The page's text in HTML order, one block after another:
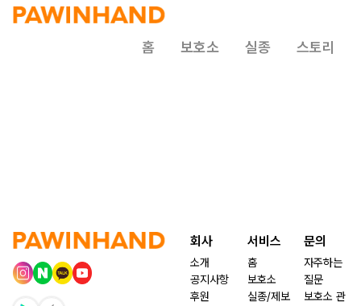
홈 보호소 실종 스토리
회사
소개
공지사항
후원
서비스
홈
보호소
실종/제보
문의
자주하는
질문
보호소 관